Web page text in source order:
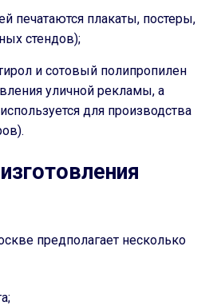
печатаются плакаты, постеры,
стендов);
и сотовый полипропилен
уличной рекламы, а
для производства
предполагает несколько